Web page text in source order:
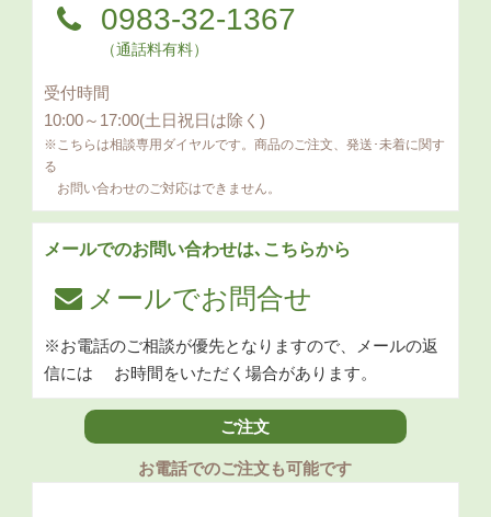
0983-32-1367
（通話料有料）
受付時間
10:00～17:00(土日祝日は除く)
※こちらは相談専用ダイヤルです。商品のご注文、発送･未着に関す
る
お問い合わせのご対応はできません。
メールでのお問い合わせは､こちらから
メールでお問合せ
※お電話のご相談が優先となりますので、メールの返
信には お時間をいただく場合があります。
ご注文
お電話でのご注文も可能です